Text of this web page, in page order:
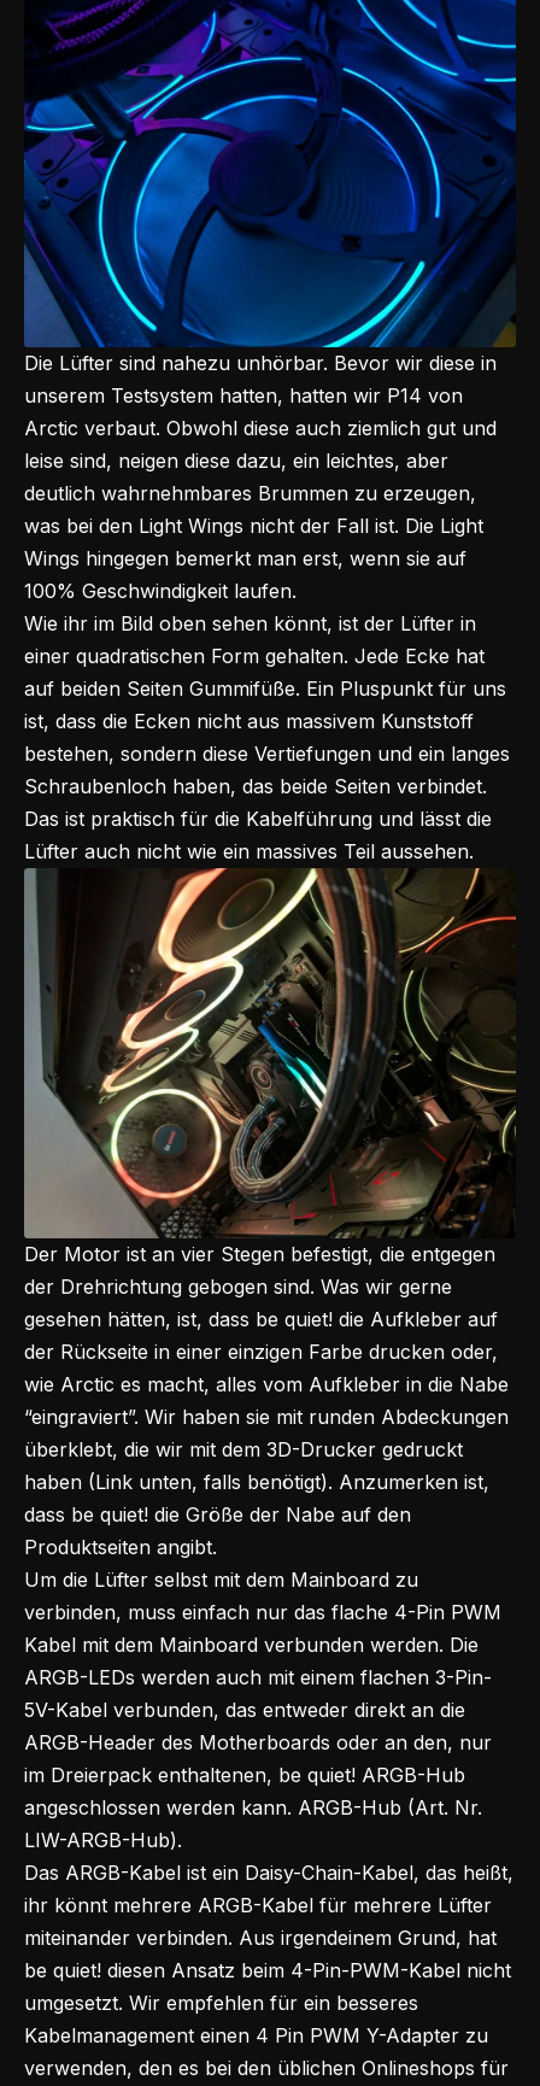
Die Lüfter sind nahezu unhörbar. Bevor wir diese in
unserem Testsystem hatten, hatten wir P14 von
Arctic verbaut. Obwohl diese auch ziemlich gut und
leise sind, neigen diese dazu, ein leichtes, aber
deutlich wahrnehmbares Brummen zu erzeugen,
was bei den Light Wings nicht der Fall ist. Die Light
Wings hingegen bemerkt man erst, wenn sie auf
100% Geschwindigkeit laufen.
Wie ihr im Bild oben sehen könnt, ist der Lüfter in
einer quadratischen Form gehalten. Jede Ecke hat
auf beiden Seiten Gummifüße. Ein Pluspunkt für uns
ist, dass die Ecken nicht aus massivem Kunststoff
bestehen, sondern diese Vertiefungen und ein langes
Schraubenloch haben, das beide Seiten verbindet.
Das ist praktisch für die Kabelführung und lässt die
Lüfter auch nicht wie ein massives Teil aussehen.
Der Motor ist an vier Stegen befestigt, die entgegen
der Drehrichtung gebogen sind. Was wir gerne
gesehen hätten, ist, dass be quiet! die Aufkleber auf
der Rückseite in einer einzigen Farbe drucken oder,
wie Arctic es macht, alles vom Aufkleber in die Nabe
“eingraviert”. Wir haben sie mit runden Abdeckungen
überklebt, die wir mit dem 3D-Drucker gedruckt
haben (Link unten, falls benötigt). Anzumerken ist,
dass be quiet! die Größe der Nabe auf den
Produktseiten angibt.
Um die Lüfter selbst mit dem Mainboard zu
verbinden, muss einfach nur das flache 4-Pin PWM
Kabel mit dem Mainboard verbunden werden. Die
ARGB-LEDs werden auch mit einem flachen 3-Pin-
5V-Kabel verbunden, das entweder direkt an die
ARGB-Header des Motherboards oder an den, nur
im Dreierpack enthaltenen, be quiet! ARGB-Hub
angeschlossen werden kann. ARGB-Hub (Art. Nr.
LIW-ARGB-Hub).
Das ARGB-Kabel ist ein Daisy-Chain-Kabel, das heißt,
ihr könnt mehrere ARGB-Kabel für mehrere Lüfter
miteinander verbinden. Aus irgendeinem Grund, hat
be quiet! diesen Ansatz beim 4-Pin-PWM-Kabel nicht
umgesetzt. Wir empfehlen für ein besseres
Kabelmanagement einen 4 Pin PWM Y-Adapter zu
verwenden, den es bei den üblichen Onlineshops für